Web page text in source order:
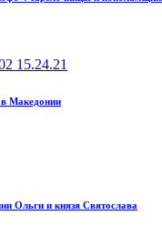
Македонии
Ольги и князя Святослава